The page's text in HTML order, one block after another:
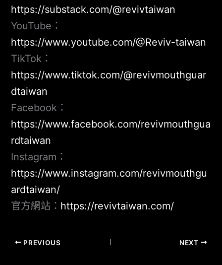
https://substack.com/@revivtaiwan
YouTube：
https://www.youtube.com/@Reviv-taiwan
TikTok：
https://www.tiktok.com/@revivmouthguar
dtaiwan
Facebook：
https://www.facebook.com/revivmouthgua
rdtaiwan
Instagram：
https://www.instagram.com/revivmouthgu
ardtaiwan/
官方網站： https://revivtaiwan.com/
PREVIOUS NEXT